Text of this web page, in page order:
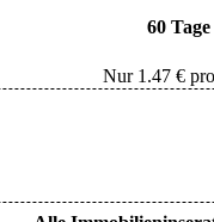
60 Tage
Nur 1.47€